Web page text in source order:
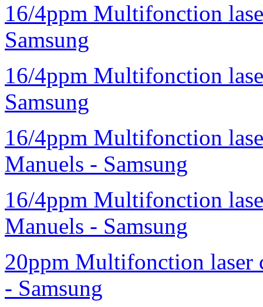
16/4ppm Multifonction
Samsung
16/4ppm Multifonction
Samsung
16/4ppm Multifonction
Manuels - Samsung
16/4ppm Multifonction
Manuels - Samsung
20ppm Multifonction
- Samsung